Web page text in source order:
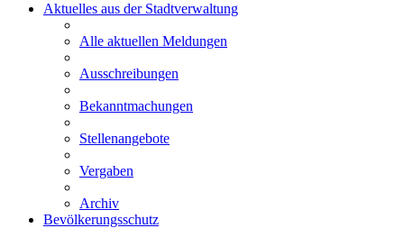
Aktuelles aus der Stadtverwaltung
Alle aktuellen Meldungen
Ausschreibungen
Bekanntmachungen
Stellenangebote
Vergaben
Archiv
Bevölkerungsschutz